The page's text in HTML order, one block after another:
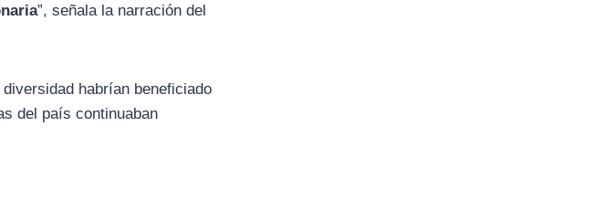
”, señala la narración del
habrían beneficiado
del país continuaban